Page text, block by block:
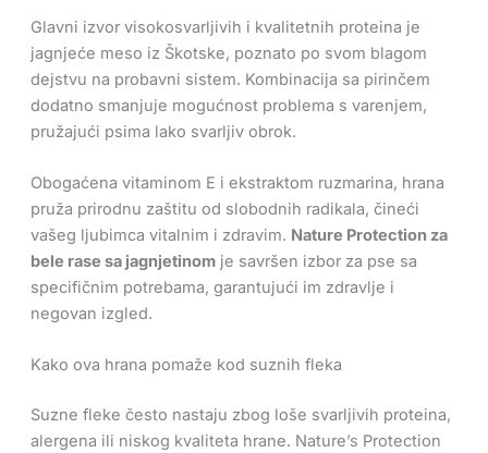
Glavni izvor visokosvarljivih i kvalitetnih proteina je
jagnjeće meso iz Škotske, poznato po svom blagom
dejstvu na probavni sistem. Kombinacija sa pirinčem
dodatno smanjuje mogućnost problema s varenjem,
pružajući psima lako svarljiv obrok.
Obogaćena vitaminom E i ekstraktom ruzmarina, hrana
pruža prirodnu zaštitu od slobodnih radikala, čineći
vašeg ljubimca vitalnim i zdravim. Nature Protection za
bele rase sa jagnjetinomje savršen izbor za pse sa
specifičnim potrebama, garantujući im zdravlje i
negovan izgled.
Kako ova hrana pomaže kod suznih fleka
Suzne fleke često nastaju zbog loše svarljivih proteina,
alergena ili niskog kvaliteta hrane. Nature’s Protection